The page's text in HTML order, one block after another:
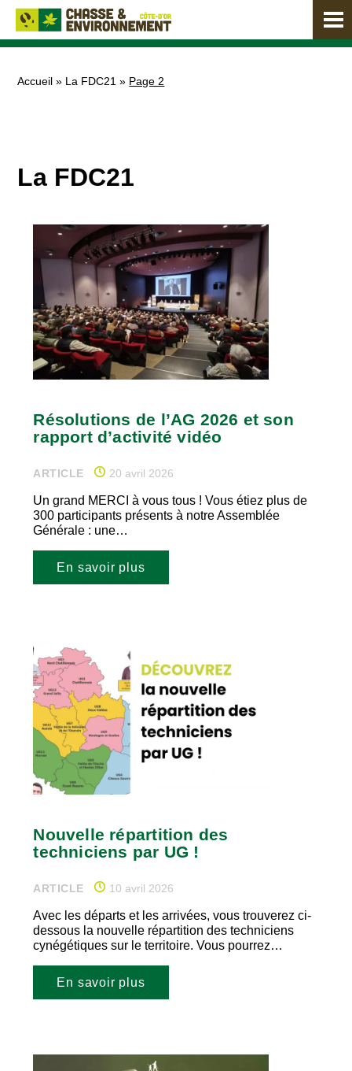
Accueil » La FDC21 » Page 2
La FDC21
Résolutions de l’AG 2026 et son
rapport d’activité vidéo
ARTICLE 20 avril 2026
Un grand MERCI à vous tous ! Vous étiez plus de
300 participants présents à notre Assemblée
Générale : une…
En savoir plus
Nouvelle répartition des
techniciens par UG !
ARTICLE 10 avril 2026
Avec les départs et les arrivées, vous trouverez ci-
dessous la nouvelle répartition des techniciens
cynégétiques sur le territoire. Vous pourrez…
En savoir plus